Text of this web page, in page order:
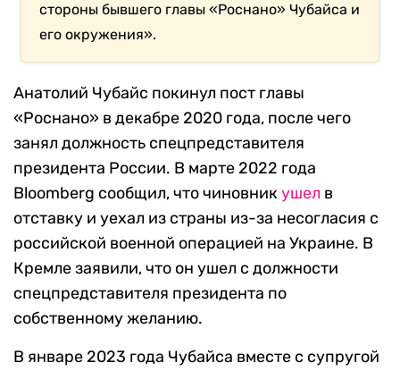
стороны бывшего главы «Роснано» Чубайса и
его окружения».
Анатолий Чубайс покинул пост главы
«Роснано» в декабре 2020 года, после чего
занял должность спецпредставителя
президента России. В марте 2022 года
Bloomberg сообщил, что чиновникушел в
отставку и уехал из страны из-за несогласия с
российской военной операцией на Украине. В
Кремле заявили, что он ушел с должности
спецпредставителя президента по
собственному желанию.
В январе 2023 года Чубайса вместе с супругой